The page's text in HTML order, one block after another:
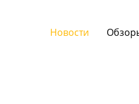
Новости